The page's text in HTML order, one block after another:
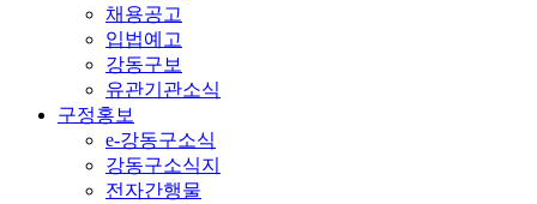
채용공고
입법예고
강동구보
유관기관소식
구정홍보
e-강동구소식
강동구소식지
전자간행물